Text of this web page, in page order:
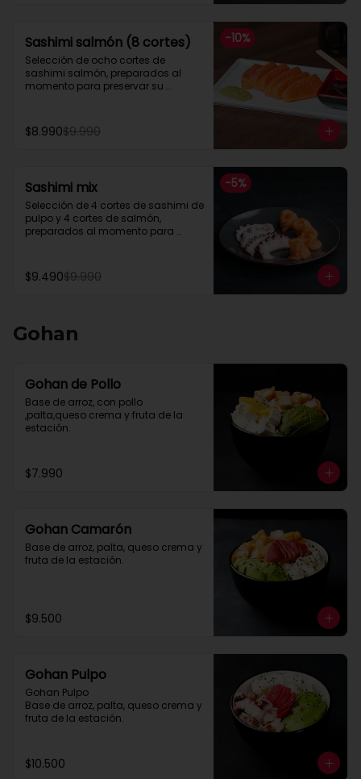
-10%
Sashimi salmón (8 cortes)
Selección de ocho cortes de
sashimi salmón, preparados al
momento para preservar su
$8.990$9.990
-5%
Sashimi mix
Selección de 4 cortes de sashimi de
pulpo y 4 cortes de salmón,
preparados al momento para
$9.490$9.990
Gohan
Gohan de Pollo
Base de arroz, con pollo
,palta,queso crema y fruta de la
estación.
$7.990
Gohan Camarón
Base de arroz, palta, queso crema y
fruta de la estación.
$9.500
Gohan Pulpo
Gohan Pulpo
Base de arroz, palta, queso crema y
fruta de la estación.
$10.500